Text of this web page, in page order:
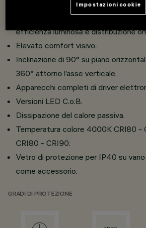
Riflettori intercambiabili high
efficienza luminosa e distribuzione
Elevato comfort visivo.
Inclinazione di 90° su piano
360° attorno l’asse verticale.
Apparecchi completi di driver
Versioni LED C.o.B.
Dissipazione del calore passiva.
Temperatura colore 4000K CRI80 -
CRI80 - CRI90.
Vetro di protezione per IP40 su
come accessorio.
GRADI DI PROTEZIONE
Impostazioni cookie